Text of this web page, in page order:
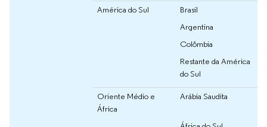
América do Sul
Brasil
Argentina
Colômbia
Restante da América
do Sul
Oriente Médio e
África
Arábia Saudita